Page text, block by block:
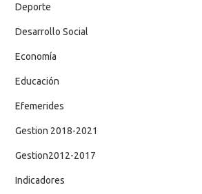
Deporte
Desarrollo Social
Economía
Educación
Efemerides
Gestion 2018-2021
Gestion2012-2017
Indicadores